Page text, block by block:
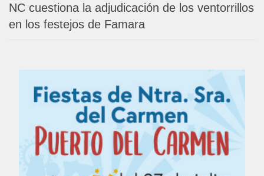
NC cuestiona la adjudicación de los ventorrillos
en los festejos de Famara